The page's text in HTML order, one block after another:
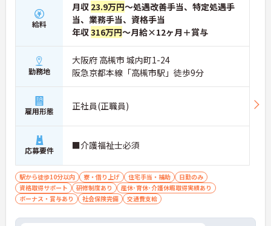
給料
月収 23.9万円～処遇改善手当、特定処遇手
当、業務手当、資格手当
年収316万円～月給×12ヶ月＋賞与
勤務地
大阪府 高槻市 城内町1-24
阪急京都本線「高槻市駅」徒歩9分
雇用形態 正社員(正職員)
応募要件 ■介護福祉士必須
駅から徒歩10分以内 寮・借り上げ 住宅手当・補助
日勤のみ
資格取得サポート
研修制度あり
産休･育休･介護休暇取得実績あり
ボーナス・賞与あり
社会保険完備 交通費支給